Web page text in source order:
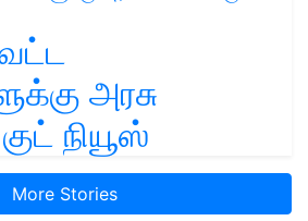
அரசு
நியூஸ்
More Stories